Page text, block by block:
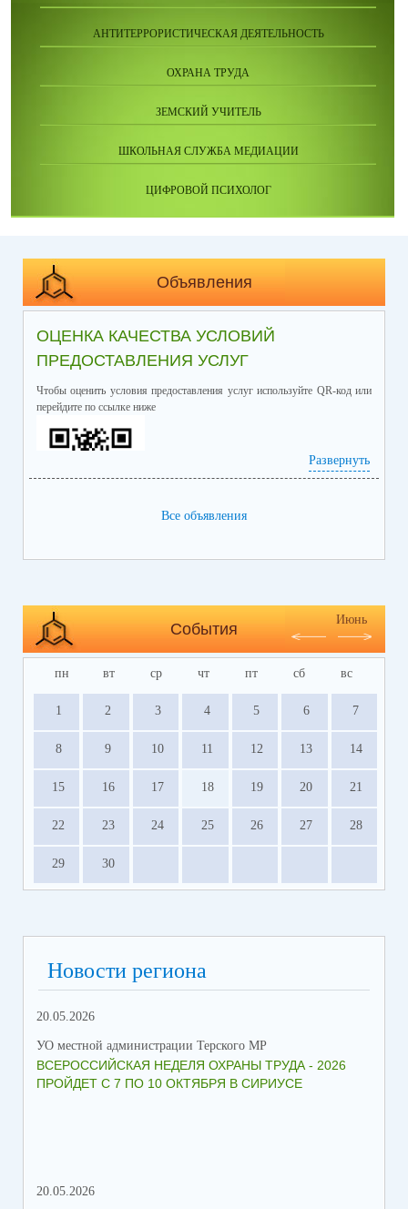
АНТИТЕРРОРИСТИЧЕСКАЯ ДЕЯТЕЛЬНОСТЬ
ОХРАНА ТРУДА
ЗЕМСКИЙ УЧИТЕЛЬ
ШКОЛЬНАЯ СЛУЖБА МЕДИАЦИИ
ЦИФРОВОЙ ПСИХОЛОГ
Объявления
ОЦЕНКА КАЧЕСТВА УСЛОВИЙ
ПРЕДОСТАВЛЕНИЯ УСЛУГ
Чтобы оценить условия предоставления услуг используйте QR-код или
перейдите по ссылке ниже
Развернуть
Все объявления
События
Июнь
пн вт ср чт пт сб вс
1 2 3 4 5 6 7
8 9 10 11 12 13 14
15 16 17 18 19 20 21
22 23 24 25 26 27 28
29 30
Новости региона
20.05.2026
УО местной администрации Терского МР
ВСЕРОССИЙСКАЯ НЕДЕЛЯ ОХРАНЫ ТРУДА - 2026
ПРОЙДЕТ С 7 ПО 10 ОКТЯБРЯ В СИРИУСЕ
20.05.2026